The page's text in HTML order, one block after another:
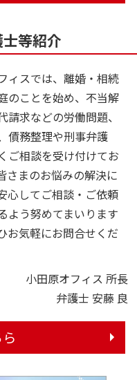
等紹介
ィスでは、離婚・相続
のことを始め、不当解
請求などの労働問題、
債務整理や刑事弁護
ご相談を受け付けてお
さまのお悩みの解決に
心してご相談・ご依頼
よう努めてまいります
お気軽にお問合せくだ
小田原オフィス 所長
弁護士 安藤 良